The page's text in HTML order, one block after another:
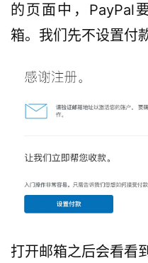
的页面中，PayPal
箱。我们先不设置付
打开邮箱之后会看看